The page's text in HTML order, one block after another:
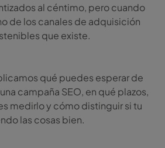
al céntimo, pero cuando
de los canales de adquisición
que existe.
qué puedes esperar de
campaña SEO, en qué plazos,
medirlo y cómo distinguir si tu
las cosas bien.